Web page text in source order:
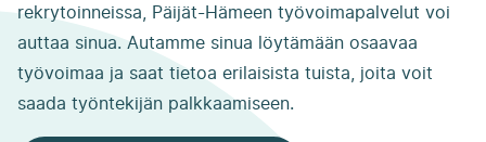
rekrytoinneissa, Päijät-Hämeen työvoimapalvelut voi
auttaa sinua. Autamme sinua löytämään osaavaa
työvoimaa ja saat tietoa erilaisista tuista, joita voit
saada työntekijän palkkaamiseen.